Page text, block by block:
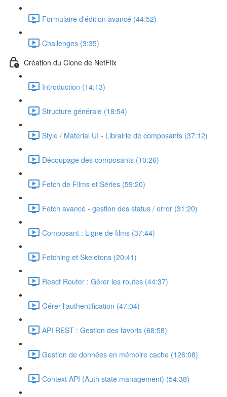
Formulaire d'édition avancé (44:52)
Challenges (3:35)
Création du Clone de NetFlix
Introduction (14:13)
Structure générale (18:54)
Style / Material UI - Librairie de composants (37:12)
Découpage des composants (10:26)
Fetch de Films et Séries (59:20)
Fetch avancé - gestion des status / error (31:20)
Composant : Ligne de films (37:44)
Fetching et Skeletons (20:41)
React Router : Gérer les routes (44:37)
Gérer l'authentification (47:04)
API REST : Gestion des favoris (68:58)
Gestion de données en mémoire cache (126:08)
Context API (Auth state management) (54:38)